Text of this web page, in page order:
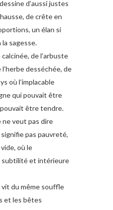
d’aussi justes
de crête en
un élan si
sagesse.
de l’arbuste
desséchée, de
où l’implacable
qui pouvait être
être tendre.
ne veut pas dire
pas pauvreté,
où le
subtilité et intérieure
vit du même souffle
et les bêtes